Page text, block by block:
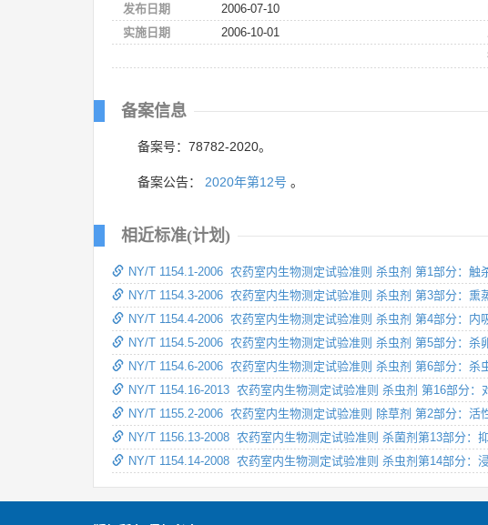
发布日期
2006-07-10
实施日期
2006-10-01
备案信息
备案号：78782-2020。
备案公告： 2020年第12号 。
相近标准(计划)
NY/T 1154.1-2006 农药室内生物测定试验准则 杀虫剂 第1部分：触
NY/T 1154.3-2006 农药室内生物测定试验准则 杀虫剂 第3部分：熏
NY/T 1154.4-2006 农药室内生物测定试验准则 杀虫剂 第4部分：内
NY/T 1154.5-2006 农药室内生物测定试验准则 杀虫剂 第5部分：杀
NY/T 1154.6-2006 农药室内生物测定试验准则 杀虫剂 第6部分：杀
NY/T 1154.16-2013 农药室内生物测定试验准则 杀虫剂 第16部分
NY/T 1155.2-2006 农药室内生物测定试验准则 除草剂 第2部分：活
NY/T 1156.13-2008 农药室内生物测定试验准则 杀菌剂第13部分：
NY/T 1154.14-2008 农药室内生物测定试验准则 杀虫剂第14部分：